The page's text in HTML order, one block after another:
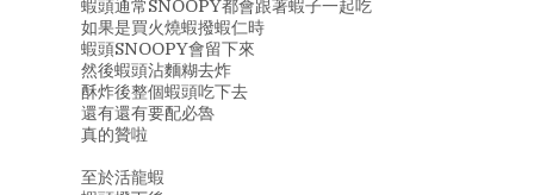
蝦頭通常SNOOPY都會跟著蝦子一起吃
如果是買火燒蝦撥蝦仁時
蝦頭SNOOPY會留下來
然後蝦頭沾麵糊去炸
酥炸後整個蝦頭吃下去
還有還有要配必魯
真的贊啦
至於活龍蝦